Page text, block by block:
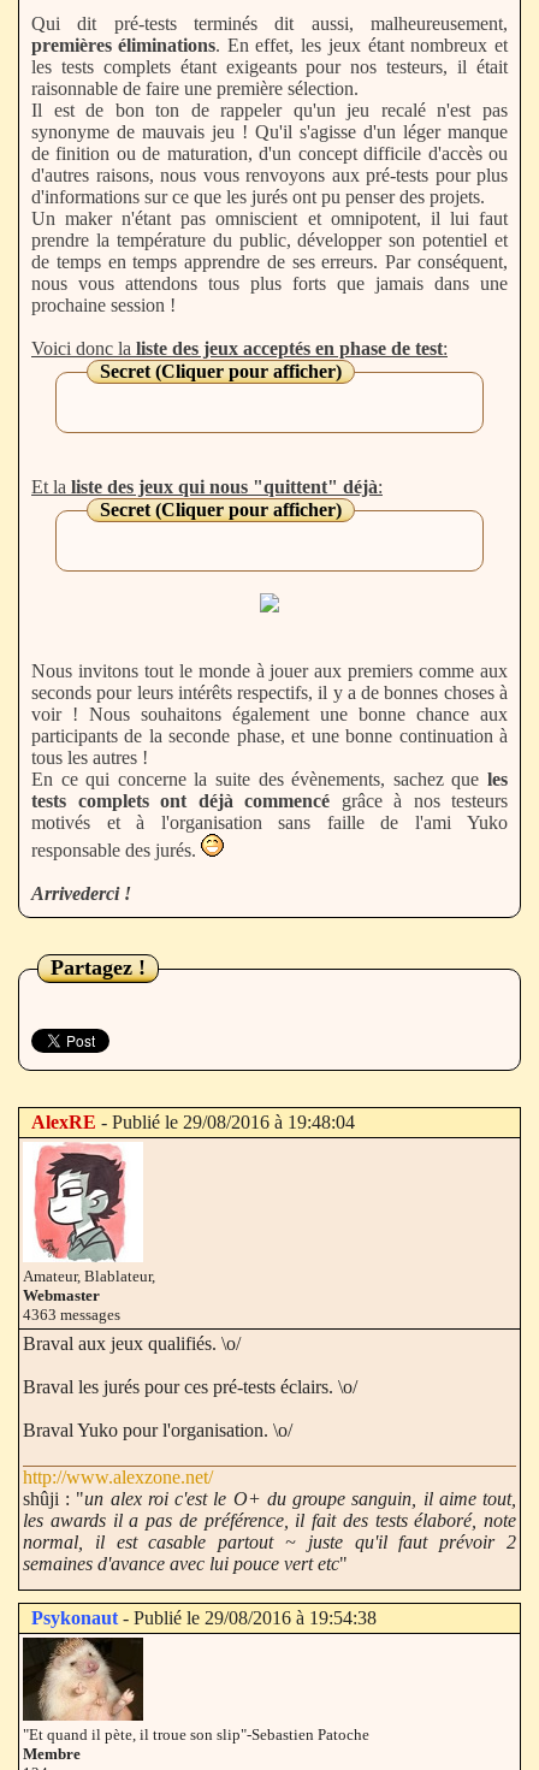
Qui dit pré-tests terminés dit aussi, malheureusement,
premières éliminations. En effet, les jeux étant nombreux et
les tests complets étant exigeants pour nos testeurs, il était
raisonnable de faire une première sélection.
Il est de bon ton de rappeler qu'un jeu recalé n'est pas
synonyme de mauvais jeu ! Qu'il s'agisse d'un léger manque
de finition ou de maturation, d'un concept difficile d'accès ou
d'autres raisons, nous vous renvoyons aux pré-tests pour plus
d'informations sur ce que les jurés ont pu penser des projets.
Un maker n'étant pas omniscient et omnipotent, il lui faut
prendre la température du public, développer son potentiel et
de temps en temps apprendre de ses erreurs. Par conséquent,
nous vous attendons tous plus forts que jamais dans une
prochaine session !
Voici donc la liste des jeux acceptés en phase de test:
Secret (Cliquer pour afficher)
Et la liste des jeux qui nous "quittent" déjà:
Secret (Cliquer pour afficher)
Nous invitons tout le monde à jouer aux premiers comme aux
seconds pour leurs intérêts respectifs, il y a de bonnes choses à
voir ! Nous souhaitons également une bonne chance aux
participants de la seconde phase, et une bonne continuation à
tous les autres !
En ce qui concerne la suite des évènements, sachez que les
tests complets ont déjà commencé grâce à nos testeurs
motivés et à l'organisation sans faille de l'ami Yuko
responsable des jurés.
Arrivederci !
Partagez !
AlexRE - Publié le 29/08/2016 à 19:48:04
Amateur, Blablateur,
Webmaster
4363 messages
Braval aux jeux qualifiés. \o/
Braval les jurés pour ces pré-tests éclairs. \o/
Braval Yuko pour l'organisation. \o/
http://www.alexzone.net/
shûji : "un alex roi c'est le O+ du groupe sanguin, il aime tout,
les awards il a pas de préférence, il fait des tests élaboré, note
normal, il est casable partout ~ juste qu'il faut prévoir 2
semaines d'avance avec lui pouce vert etc"
Psykonaut - Publié le 29/08/2016 à 19:54:38
"Et quand il pète, il troue son slip"-Sebastien Patoche
Membre